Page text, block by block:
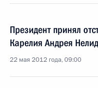
Президент принял
Карелия Андрея
22 мая 2012 года, 09:00